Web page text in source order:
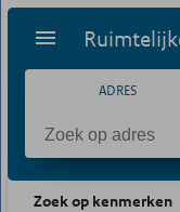
ADRES
Zoek op kenmerken